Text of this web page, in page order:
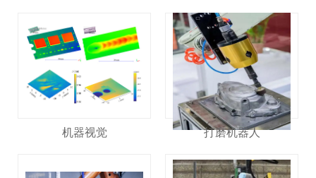
机器视觉 打磨机器人